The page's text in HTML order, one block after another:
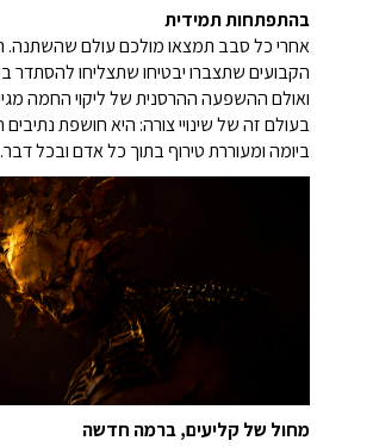
בהתפתחות תמידית
אחרי כל סבב תמצאו מולכם עולם
הקבועים שתצברו יבטיחו שתצליחו להסתדר
ואולם ההשפעה ההרסנית של ליקוי החמה
בעולם זה של שינויי צורה: היא חושפת
ביומה ומעוררת טירוף בתוך כל אדם ובכל דבר.
מחול של קליעים, ברמה חדשה